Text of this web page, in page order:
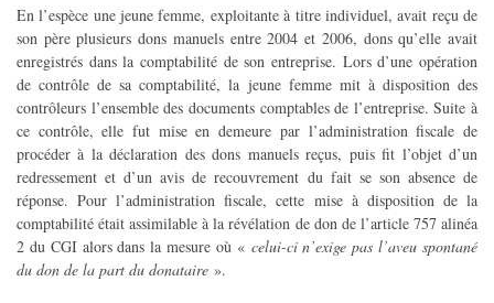
En l’espèce une jeune femme, exploitante à titre individuel, avait reçu de
son père plusieurs dons manuels entre 2004 et 2006, dons qu’elle avait
enregistrés dans la comptabilité de son entreprise. Lors d’une opération
de contrôle de sa comptabilité, la jeune femme mit à disposition des
contrôleurs l’ensemble des documents comptables de l’entreprise. Suite à
ce contrôle, elle fut mise en demeure par l’administration fiscale de
procéder à la déclaration des dons manuels reçus, puis fit l’objet d’un
redressement et d’un avis de recouvrement du fait se son absence de
réponse. Pour l’administration fiscale, cette mise à disposition de la
comptabilité était assimilable à la révélation de don de l’article 757 alinéa
2 du CGI alors dans la mesure où « celui-ci n’exige pas l’aveu spontané
du don de la part du donataire ».